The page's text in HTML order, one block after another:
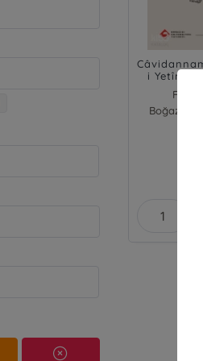
i Yetîm
Boğaziçi